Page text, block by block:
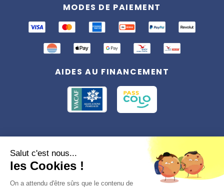
MODES DE PAIEMENT
AIDES AU FINANCEMENT
Conformément à la réglementation applicable en matière de données
personnelles, vous disposez d'un droit d'accès, de rectification et
d'effacement, du droit à la limitation du traitement des données vous
concernant. Vous pouvez consulter
notre politique de confidentialité
Préférences des cookies >
Salut c'est nous...
les Cookies !
On a attendu d'être sûrs que le contenu de